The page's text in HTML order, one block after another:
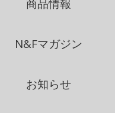
商品情報
N&Fマガジン
お知らせ